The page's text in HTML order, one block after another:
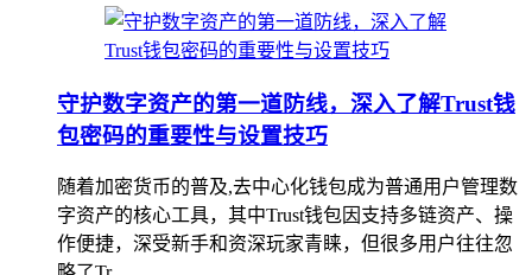
守护数字资产的第一道防线，深入了解Trust钱
包密码的重要性与设置技巧
随着加密货币的普及,去中心化钱包成为普通用户管理数
字资产的核心工具，其中Trust钱包因支持多链资产、操
作便捷，深受新手和资深玩家青睐，但很多用户往往忽